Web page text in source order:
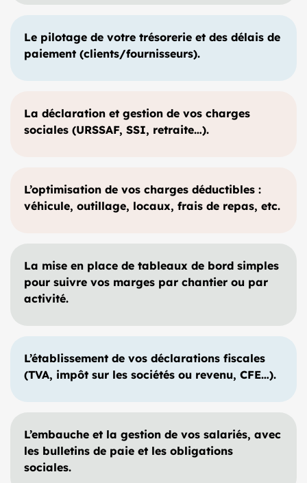
Le pilotage de votre trésorerie et des délais de
paiement (clients/fournisseurs).
La déclaration et gestion de vos charges
sociales (URSSAF, SSI, retraite…).
L’optimisation de vos charges déductibles :
véhicule, outillage, locaux, frais de repas, etc.
La mise en place de tableaux de bord simples
pour suivre vos marges par chantier ou par
activité.
L’établissement de vos déclarations fiscales
(TVA, impôt sur les sociétés ou revenu, CFE…).
L’embauche et la gestion de vos salariés, avec
les bulletins de paie et les obligations
sociales.